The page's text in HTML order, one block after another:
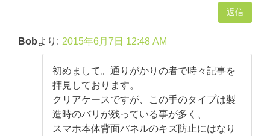
返信
Bobより: 2015年6月7日 12:48 AM
初めまして。通りがかりの者で時々記事を
拝見しております。
クリアケースですが、この手のタイプは製
造時のバリが残っている事が多く、
スマホ本体背面パネルのキズ防止にはなり